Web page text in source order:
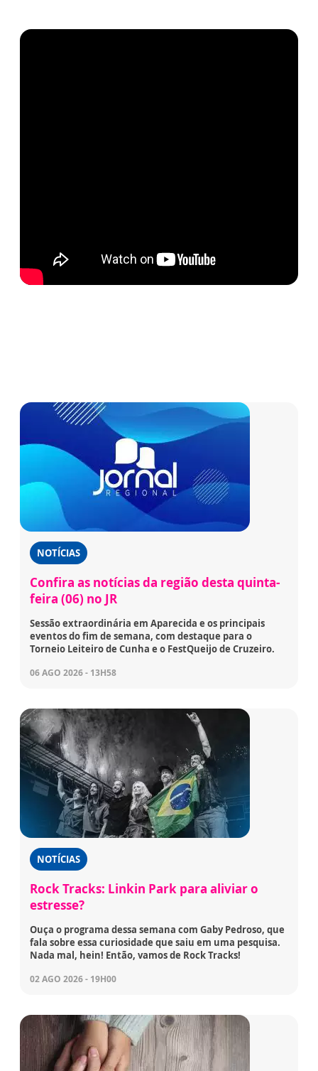
NOTÍCIAS
Confira as notícias da região desta quinta-
feira (06) no JR
Sessão extraordinária em Aparecida e os principais
eventos do fim de semana, com destaque para o
Torneio Leiteiro de Cunha e o FestQueijo de Cruzeiro.
06 AGO 2026 - 13H58
NOTÍCIAS
Rock Tracks: Linkin Park para aliviar o
estresse?
Ouça o programa dessa semana com Gaby Pedroso, que
fala sobre essa curiosidade que saiu em uma pesquisa.
Nada mal, hein! Então, vamos de Rock Tracks!
02 AGO 2026 - 19H00